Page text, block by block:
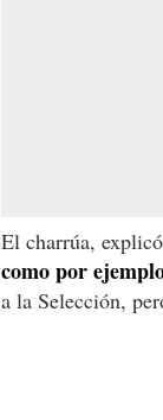
El charrúa,
como por
a la Selección,